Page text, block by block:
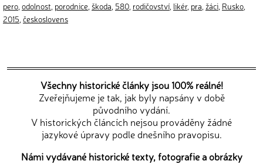
pero odolnost porodnice škoda 580 rodičovství likér, pra žáci Rusko
2015 českoslovens
Všechny historické články jsou 100% reálné!
Zveřejňujeme je tak, jak byly napsány v době
původního vydání.
V historických článcích nejsou prováděny žádné
jazykové úpravy podle dnešního pravopisu.
Námi vydávané historické texty, fotografie a obrázky